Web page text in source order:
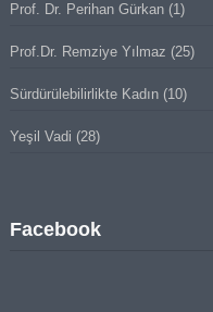
Prof. Dr. Perihan Gürkan(1)
Prof.Dr. Remziye Yılmaz (25)
Sürdürülebilirlikte Kadın(10)
Yeşil Vadi (28)
Facebook